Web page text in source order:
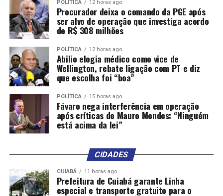
POLÍTICA 12 horas ago
Procurador deixa o comando da PGE após
ser alvo de operação que investiga acordo
de R$ 308 milhões
POLÍTICA 12 horas ago
Abilio elogia médico como vice de
Wellington, rebate ligação com PT e diz
que escolha foi “boa”
POLÍTICA 15 horas ago
Fávaro nega interferência em operação
após críticas de Mauro Mendes: “Ninguém
está acima da lei”
CIDADES
CUIABÁ 11 horas ago
Prefeitura de Cuiabá garante Linha
especial e transporte gratuito para o